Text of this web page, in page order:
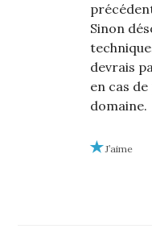
Sinon
devrais
en cas
domaine.
J’aime